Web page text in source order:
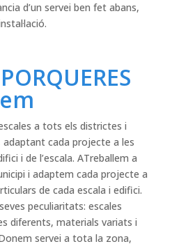
d’un servei ben fet abans,
a tots els districtes i
adaptant cada projecte a les
i de l’escala. ATreballem a
i adaptem cada projecte a
de cada escala i edifici.
peculiaritats: escales
diferents, materials variats i
servei a tota la zona,